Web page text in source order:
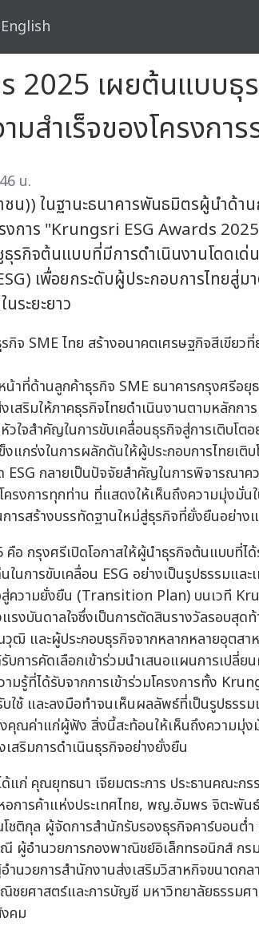
English
2025 เผยต้นแบบธุ
สำเร็จของโครงการ
น.
ชน)) ในฐานะธนาคารพันธมิตรผู้นำด้าน
งการ "Krungsri ESG Awards
ธุรกิจต้นแบบที่มีการดำเนินงานโดดเ
เพื่อยกระดับผู้ประกอบการไทยสู่ม
ระยะยาว
าที่ด้านลูกค้าธุรกิจ SME ธนาคารกรุงศรีอยุ
สริมให้ภาคธุรกิจไทยดำเนินงานตามหลักกา
ใจสำคัญในการขับเคลื่อนธุรกิจสู่การเติบโตอ
กร่งในการผลักดันให้ผู้ประกอบการไทยเติ
ESG กลายเป็นปัจจัยสำคัญในการพิจารณาค
ครงการทุกท่าน ที่แสดงให้เห็นถึงความมุ่งมั่
รสร้างบรรทัดฐานใหม่สู่ธุรกิจที่ยั่งยืนอย่าง
กรุงศรีเปิดโอกาสให้ผู้นำธุรกิจต้นแบบที่ได้
การขับเคลื่อน ESG อย่างเป็นรูปธรรมและ
ความยั่งยืน (Transition Plan) บนเวที
บันดาลใจซึ่งเป็นการตัดสินรางวัลรอบสุดท้
ฒิ และผู้ประกอบธุรกิจจากหลากหลายอุตสา
การคัดเลือกเข้าร่วมนำเสนอแผนการเปลี่ย
รู้ที่ได้รับจากการเข้าร่วมโครงการทั้ง
ช้ และลงมือทำจนเห็นผลลัพธ์ที่เป็นรูปธรรม
คุณค่าแก่ผู้ฟัง สิ่งนี้สะท้อนให้เห็นถึงความมุ่
เสริมการดำเนินธุรกิจอย่างยั่งยืน
ก่ คุณยุทธนา เจียมตระการ ประธานคณะกร
การค้าแห่งประเทศไทย, พญ.อัมพร จิตะพัน
ติกุล ผู้จัดการสำนักรับรองธุรกิจคาร์บอนต่ำ
ผู้อำนวยการกองพาณิชย์อิเล็กทรอนิกส์ ก
วยการสำนักงานส่งเสริมวิสาหกิจขนาดกล
ยศาสตร์และการบัญชี มหาวิทยาลัยธรรม
คม